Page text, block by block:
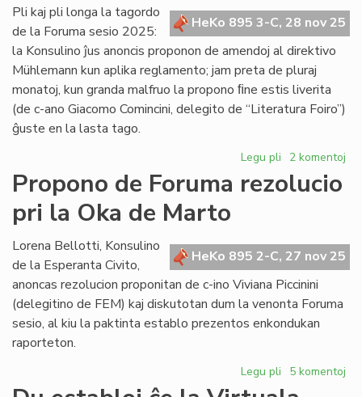
Ilona
Koutny
pri
lingvistiko
HeKo 895 3-C, 28 nov 25
Pli kaj pli longa la tagordo
de la Foruma sesio 2025:
la Konsulino ĵus anoncis proponon de amendoj al direktivo
Mühlemann kun aplika reglamento; jam preta de pluraj
monatoj, kun granda malfruo la propono ﬁne estis liverita
(de c-ano Giacomo Comincini, delegito de “Literatura Foiro”)
ĝuste en la lasta tago.
Legu pli pri
Liverita
la
direktivo
Mühlemann
2 komentoj
Propono de Foruma rezolucio
pri la Oka de Marto
HeKo 895 2-C, 27 nov 25
Lorena Bellotti, Konsulino
de la Esperanta Civito,
anoncas rezolucion proponitan de c-ino Viviana Piccinini
(delegitino de FEM) kaj diskutotan dum la venonta Foruma
sesio, al kiu la paktinta establo prezentos enkondukan
raporteton.
Legu pli pri
Propono
5 komentoj